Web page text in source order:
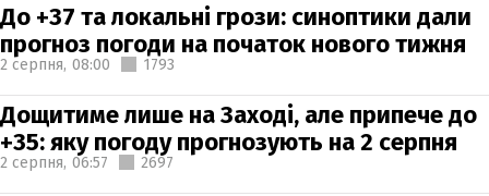
До +37 та локальні грози: синоптики дали
прогноз погоди на початок нового тижня
2 серпня, 08:00 1793
Дощитиме лише на Заході, але припече до
+35: яку погоду прогнозують на 2 серпня
2 серпня, 06:57 2697